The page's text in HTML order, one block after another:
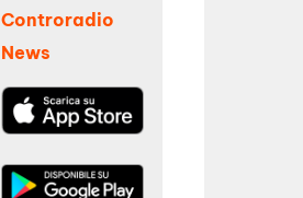
Controradio
News